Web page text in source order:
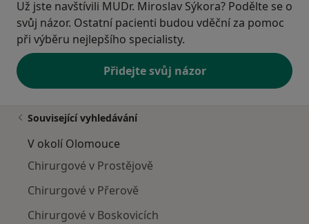
Už jste navštívili MUDr. Miroslav Sýkora? Podělte se o
svůj názor. Ostatní pacienti budou vděční za pomoc
při výběru nejlepšího specialisty.
Přidejte svůj názor
Související vyhledávání
V okolí Olomouce
Chirurgové v Prostějově
Chirurgové v Přerově
Chirurgové v Boskovicích